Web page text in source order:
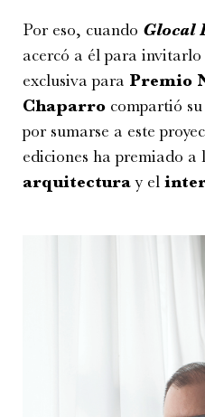
Por eso, cuando Glocal
acercó a él para
exclusiva para Premio
Chaparro compartió
por sumarse a este
ediciones ha premiado a
arquitecturay el